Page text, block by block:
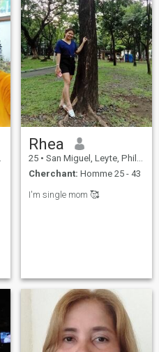
Rhea
25 • San Miguel, Leyte, Philippines
Cherchant: Homme 25 - 43
I'm single mom 🥰